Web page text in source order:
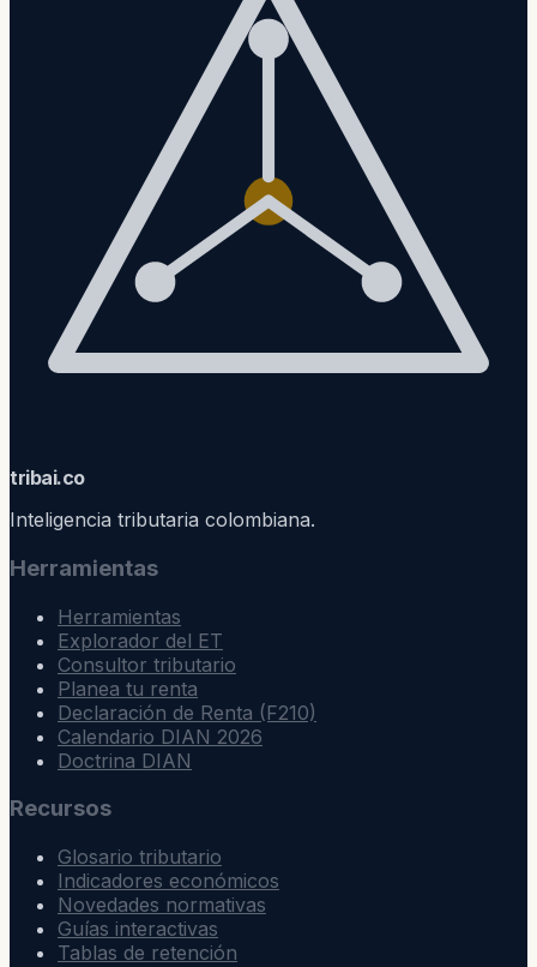
tribai.co
Inteligencia tributaria colombiana.
Herramientas
Herramientas
Explorador del ET
Consultor tributario
Planea tu renta
Declaración de Renta (F210)
Calendario DIAN 2026
Doctrina DIAN
Recursos
Glosario tributario
Indicadores económicos
Novedades normativas
Guías interactivas
Tablas de retención